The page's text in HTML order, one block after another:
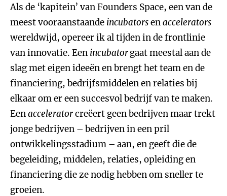
Als de ‘kapitein’ van Founders Space, een van de
meest vooraanstaande incubatorsenaccelerators
wereldwijd, opereer ik al tijden in de frontlinie
van innovatie. Een incubatorgaat meestal aan de
slag met eigen ideeën en brengt het team en de
financiering, bedrijfsmiddelen en relaties bij
elkaar om er een succesvol bedrijf van te maken.
Eenacceleratorcreëert geen bedrijven maar trekt
jonge bedrijven – bedrijven in een pril
ontwikkelingsstadium – aan, en geeft die de
begeleiding, middelen, relaties, opleiding en
financiering die ze nodig hebben om sneller te
groeien.